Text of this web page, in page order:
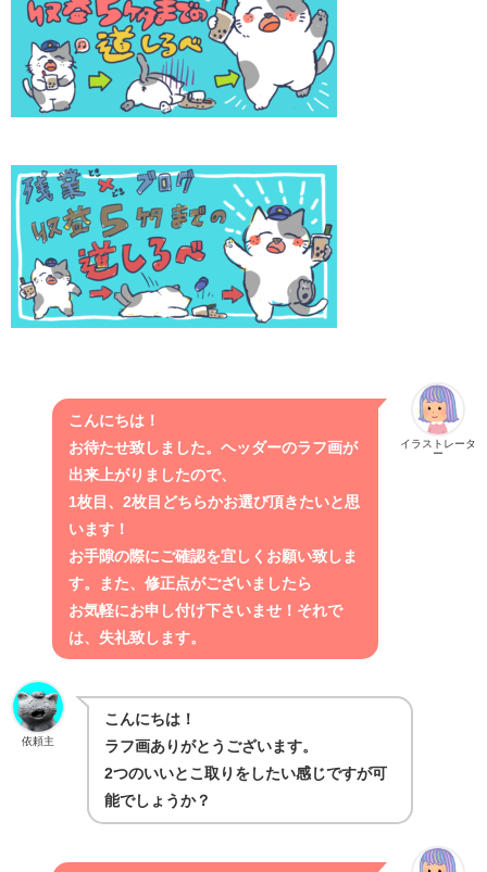
イラストレータ
ー
こんにちは！
お待たせ致しました。ヘッダーのラフ画が
出来上がりましたので、
1枚目、2枚目どちらかお選び頂きたいと思
います！
お手隙の際にご確認を宜しくお願い致しま
す。また、修正点がございましたら
お気軽にお申し付け下さいませ！それで
は、失礼致します。
依頼主
こんにちは！
ラフ画ありがとうございます。
2つのいいとこ取りをしたい感じですが可
能でしょうか？